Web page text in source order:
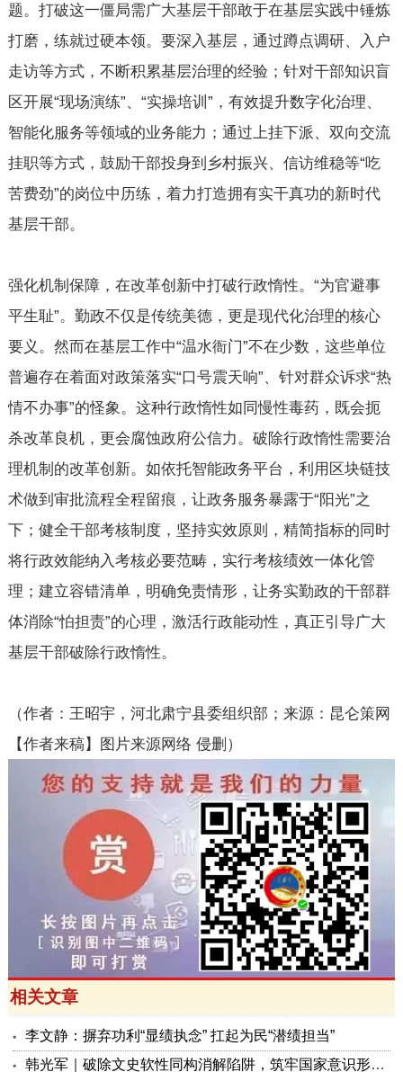
题。打破这一僵局需广大基层干部敢于在基层实践中锤炼
打磨，练就过硬本领。要深入基层，通过蹲点调研、入户
走访等方式，不断积累基层治理的经验；针对干部知识盲
区开展“现场演练”、“实操培训”，有效提升数字化治理、
智能化服务等领域的业务能力；通过上挂下派、双向交流
挂职等方式，鼓励干部投身到乡村振兴、信访维稳等“吃
苦费劲”的岗位中历练，着力打造拥有实干真功的新时代
基层干部。
强化机制保障，在改革创新中打破行政惰性。“为官避事
平生耻”。勤政不仅是传统美德，更是现代化治理的核心
要义。然而在基层工作中“温水衙门”不在少数，这些单位
普遍存在着面对政策落实“口号震天响”、针对群众诉求“热
情不办事”的怪象。这种行政惰性如同慢性毒药，既会扼
杀改革良机，更会腐蚀政府公信力。破除行政惰性需要治
理机制的改革创新。如依托智能政务平台，利用区块链技
术做到审批流程全程留痕，让政务服务暴露于“阳光”之
下；健全干部考核制度，坚持实效原则，精简指标的同时
将行政效能纳入考核必要范畴，实行考核绩效一体化管
理；建立容错清单，明确免责情形，让务实勤政的干部群
体消除“怕担责”的心理，激活行政能动性，真正引导广大
基层干部破除行政惰性。
（作者：王昭宇，河北肃宁县委组织部；来源：昆仑策网
【作者来稿】图片来源网络 侵删）
相关文章
李文静：摒弃功利“显绩执念” 扛起为民“潜绩担当”
韩光军｜破除文史软性同构消解陷阱，筑牢国家意识形态安全屏障